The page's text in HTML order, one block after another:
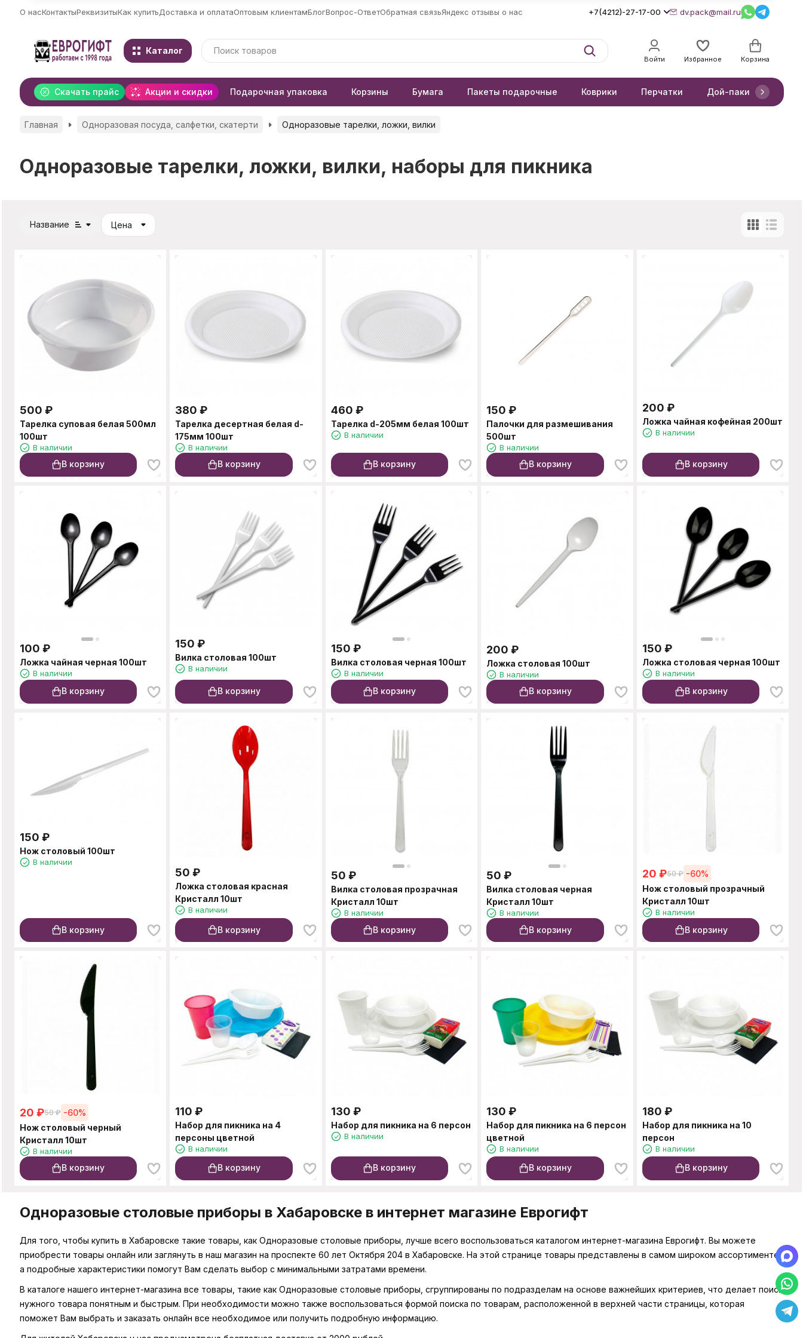
О насКонтактыРеквизитыКак купитьДоставка и оплатаОптовым клиентамБлогВопрос-ОтветОбратная связьЯндекс отзывы о нас +7(4212)-27-17-00 dv.pack@mail.ru
Каталог
Войти Избранное Корзина
Скачать прайс Акции и скидки Подарочная упаковка Корзины Бумага Пакеты подарочные Коврики Перчатки Дой-паки
Главная Одноразовая посуда, салфетки, скатерти Одноразовые тарелки, ложки, вилки
Одноразовые тарелки, ложки, вилки, наборы для пикника
Название Цена
500 ₽
Тарелка суповая белая 500мл
100шт
В наличии
В корзину
380 ₽
Тарелка десертная белая d-
175мм 100шт
В наличии
В корзину
460 ₽
Тарелка d-205мм белая 100шт
В наличии
В корзину
150 ₽
Палочки для размешивания
500шт
В наличии
В корзину
200 ₽
Ложка чайная кофейная 200шт
В наличии
В корзину
100 ₽
Ложка чайная черная 100шт
В наличии
В корзину
150 ₽
Вилка столовая 100шт
В наличии
В корзину
150 ₽
Вилка столовая черная 100шт
В наличии
В корзину
200 ₽
Ложка столовая 100шт
В наличии
В корзину
150 ₽
Ложка столовая черная 100шт
В наличии
В корзину
150 ₽
Нож столовый 100шт
В наличии
В корзину
50 ₽
Ложка столовая красная
Кристалл 10шт
В наличии
В корзину
50 ₽
Вилка столовая прозрачная
Кристалл 10шт
В наличии
В корзину
50 ₽
Вилка столовая черная
Кристалл 10шт
В наличии
В корзину
20 ₽50 ₽ -60%
Нож столовый прозрачный
Кристалл 10шт
В наличии
В корзину
20 ₽50 ₽ -60%
Нож столовый черный
Кристалл 10шт
В наличии
В корзину
110 ₽
Набор для пикника на 4
персоны цветной
В наличии
В корзину
130 ₽
Набор для пикника на 6 персон
В наличии
В корзину
130 ₽
Набор для пикника на 6 персон
цветной
В наличии
В корзину
180 ₽
Набор для пикника на 10
персон
В наличии
В корзину
Одноразовые столовые приборы в Хабаровске в интернет магазине Еврогифт
Для того, чтобы купить в Хабаровске такие товары, как Одноразовые столовые приборы, лучше всего воспользоваться каталогом интернет-магазина Еврогифт. Вы можете
приобрести товары онлайн или заглянуть в наш магазин на проспекте 60 лет Октября 204 в Хабаровске. На этой странице товары представлены в самом широком ассортименте,
а подробные характеристики помогут Вам сделать выбор с минимальными затратами времени.
В каталоге нашего интернет-магазина все товары, такие как Одноразовые столовые приборы, сгруппированы по подразделам на основе важнейших критериев, что делает поиск
нужного товара понятным и быстрым. При необходимости можно также воспользоваться формой поиска по товарам, расположенной в верхней части страницы, которая
поможет Вам выбрать и заказать онлайн все необходимое или получить подробную информацию.